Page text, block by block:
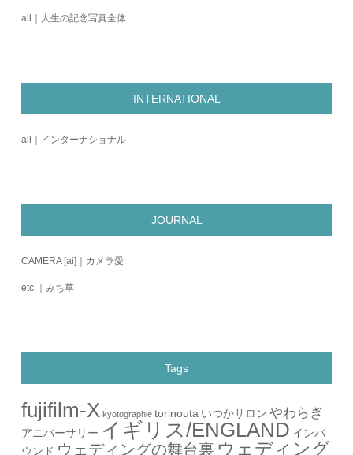
all｜人生の記念写真全体
INTERNATIONAL
all｜インターナショナル
JOURNAL
CAMERA [ai]｜カメラ愛
etc.｜みち草
Tags
fujifilm-X kyotographie torinouta いつかサロン やわらぎ
アニバーサリー イギリス/ENGLAND インバ
ウンド ウェディングの舞台裏 ウェディング